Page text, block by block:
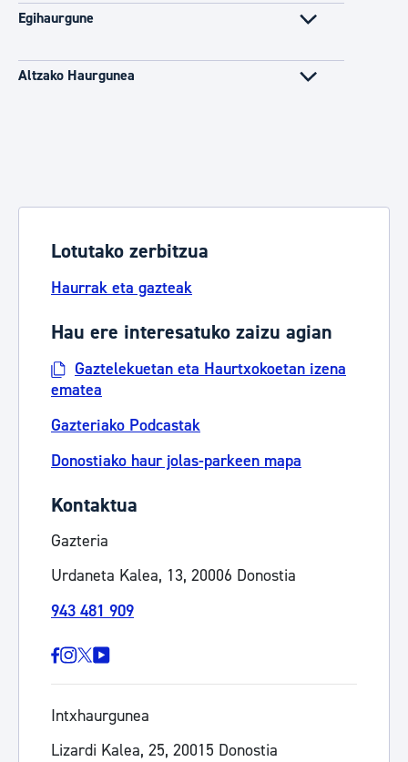
Egihaurgune
Altzako Haurgunea
Lotutako zerbitzua
Haurrak eta gazteak
Hau ere interesatuko zaizu agian
Gaztelekuetan eta Haurtxokoetan izena
ematea
Gazteriako Podcastak
Donostiako haur jolas-parkeen mapa
Kontaktua
Gazteria
Urdaneta Kalea, 13, 20006 Donostia
943 481 909
Intxhaurgunea
Lizardi Kalea, 25, 20015 Donostia